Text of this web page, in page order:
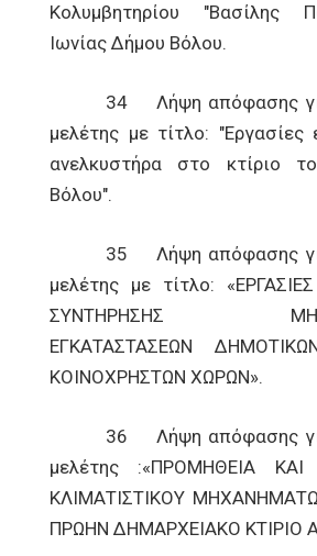
Κολυμβητηρίου "Βασίλης
Ιωνίας Δήμου Βόλου.
34 Λήψη απόφασης για
μελέτης με τίτλο: "Εργασίες
ανελκυστήρα στο κτίριο
Βόλου".
35 Λήψη απόφασης για
μελέτης με τίτλο:
ΣΥΝΤΗΡΗΣΗΣ
ΕΓΚΑΤΑΣΤΑΣΕΩΝ
ΚΟΙΝΟΧΡΗΣΤΩΝ ΧΩΡΩΝ».
36 Λήψη απόφασης για
μελέτης :«ΠΡΟΜΗΘΕΙΑ ΚΑΙ
ΚΛΙΜΑΤΙΣΤΙΚΟΥ
ΠΡΩΗΝ ΔΗΜΑΡΧΕΙΑΚΟ ΚΤΙΡΙΟ